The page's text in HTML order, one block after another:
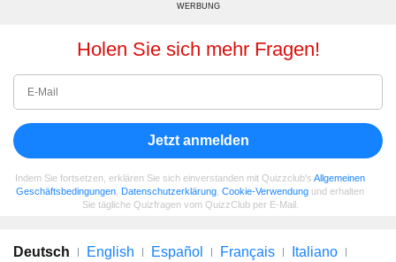
WERBUNG
Holen Sie sich mehr Fragen!
Jetzt anmelden
Indem Sie fortsetzen, erklären Sie sich einverstanden mit Quizzclub's Allgemeinen
Geschäftsbedingungen Datenschutzerklärung Cookie-Verwendung und erhalten
Sie tägliche Quizfragen vom QuizzClub per E-Mail.
Deutsch English Español Français
Italiano